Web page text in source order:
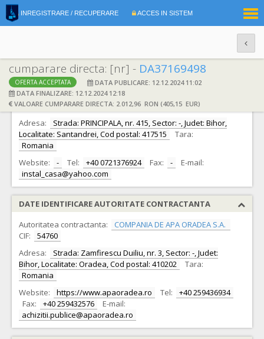
INREGISTRARE / RECUPERARE ACCES IN SISTEM
cumparare directa: [nr] - DA37169498
OFERTA ACCEPTATA
DATA PUBLICARE: 12.12.2024 11:02
DATA FINALIZARE: 12.12.2024 12:18
VALOARE CUMPARARE DIRECTA: 2.012,96 RON (405,15 EUR)
DATE IDENTIFICARE OFERTANT
Ofertant: S.C. INSTAL CASA S.R.L. CIF: 14666999
Adresa:
Strada: PRINCIPALA, nr. 415, Sector: -, Judet: Bihor,
Localitate: Santandrei, Cod postal: 417515
Tara:
Romania
Website:
- Tel: +40 0721376924 Fax: -
E-mail:
instal_casa@yahoo.com
DATE IDENTIFICARE AUTORITATE CONTRACTANTA
Autoritatea contractanta:
COMPANIA DE APA ORADEA S.A.
CIF:
54760
Adresa:
Strada: Zamfirescu Duiliu, nr. 3, Sector: -, Judet:
Bihor, Localitate: Oradea, Cod postal: 410202
Tara:
Romania
Website:
https://www.apaoradea.ro Tel:
+40 259436934
Fax:
+40 259432576
E-mail:
achizitii.publice@apaoradea.ro